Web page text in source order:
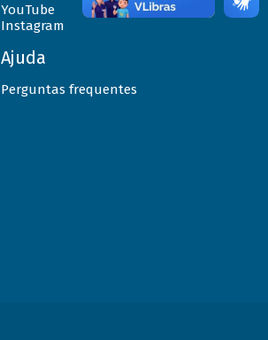
YouTube
Instagram
Ajuda
Perguntas frequentes